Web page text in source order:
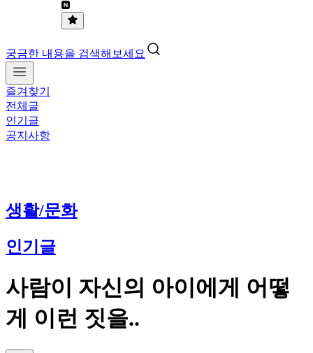
궁금한 내용을 검색해보세요
즐겨찾기
전체글
인기글
공지사항
생활/문화
인기글
사람이 자신의 아이에게 어떻
게 이런 짓을..